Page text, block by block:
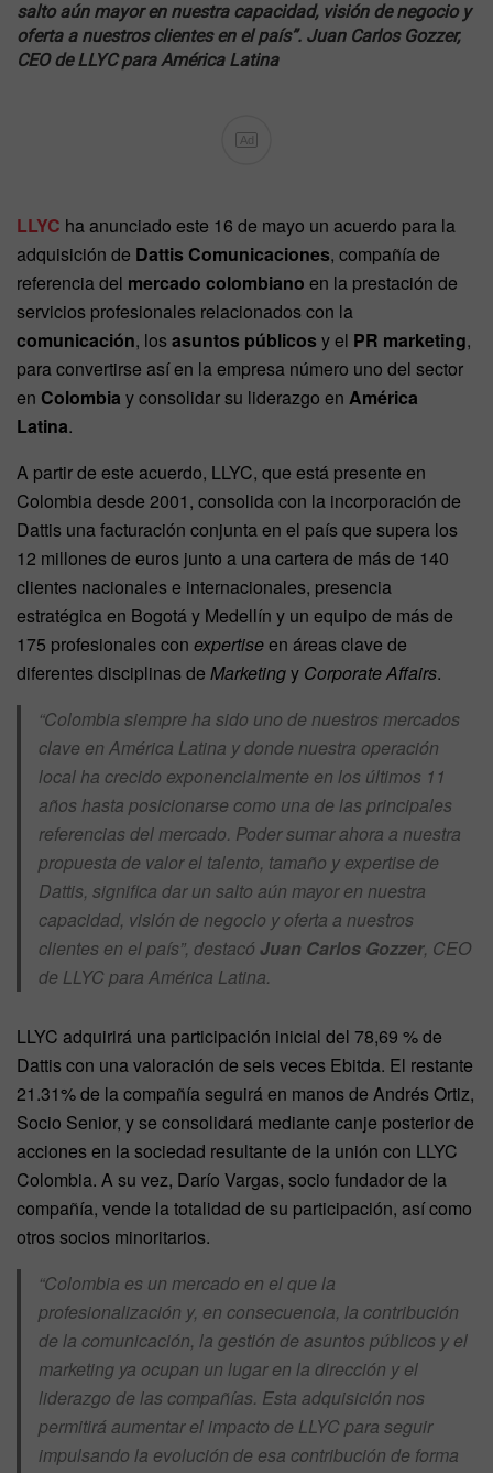
salto aún mayor en nuestra capacidad, visión de negocio y
oferta a nuestros clientes en el país”. Juan Carlos Gozzer,
CEO de LLYC para América Latina
Ad
LLYC ha anunciado este 16 de mayo un acuerdo para la
adquisición de Dattis Comunicaciones, compañía de
referencia del mercado colombiano en la prestación de
servicios profesionales relacionados con la
comunicación, losasuntos públicos y el PR marketing,
para convertirse así en la empresa número uno del sector
en Colombia y consolidar su liderazgo en América
Latina.
A partir de este acuerdo, LLYC, que está presente en
Colombia desde 2001, consolida con la incorporación de
Dattis una facturación conjunta en el país que supera los
12 millones de euros junto a una cartera de más de 140
clientes nacionales e internacionales, presencia
estratégica en Bogotá y Medellín y un equipo de más de
175 profesionales con expertiseen áreas clave de
diferentes disciplinas de Marketingy Corporate Aﬀairs.
“Colombia siempre ha sido uno de nuestros mercados
clave en América Latina y donde nuestra operación
local ha crecido exponencialmente en los últimos 11
años hasta posicionarse como una de las principales
referencias del mercado. Poder sumar ahora a nuestra
propuesta de valor el talento, tamaño y expertise de
Dattis, signiﬁca dar un salto aún mayor en nuestra
capacidad, visión de negocio y oferta a nuestros
clientes en el país”, destacó Juan Carlos Gozzer, CEO
de LLYC para América Latina.
LLYC adquirirá una participación inicial del 78,69 % de
Dattis con una valoración de seis veces Ebitda. El restante
21.31% de la compañía seguirá en manos de Andrés Ortiz,
Socio Senior, y se consolidará mediante canje posterior de
acciones en la sociedad resultante de la unión con LLYC
Colombia. A su vez, Darío Vargas, socio fundador de la
compañía, vende la totalidad de su participación, así como
otros socios minoritarios.
“Colombia es un mercado en el que la
profesionalización y, en consecuencia, la contribución
de la comunicación, la gestión de asuntos públicos y el
marketing ya ocupan un lugar en la dirección y el
liderazgo de las compañías. Esta adquisición nos
permitirá aumentar el impacto de LLYC para seguir
impulsando la evolución de esa contribución de forma